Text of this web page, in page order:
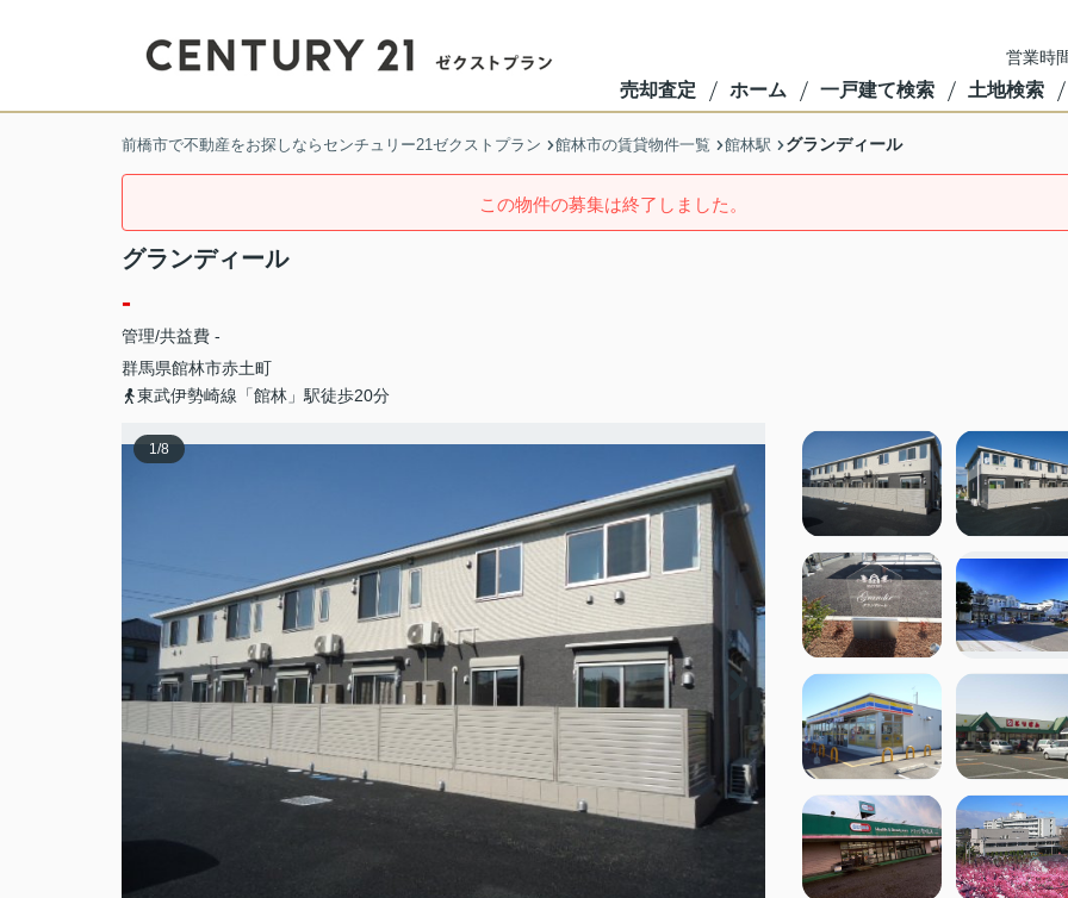
営業時
売却査定 ホーム 一戸建て検索 土地検索
前橋市で不動産をお探しならセンチュリー21ゼクストプラン 館林市の賃貸物件一覧 館林駅 グランディール
この物件の募集は終了しました。
グランディール
-
管理/共益費 -
群馬県館林市赤土町
東武伊勢崎線「館林」駅徒歩20分
1/8